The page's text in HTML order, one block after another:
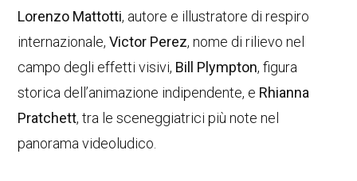
Lorenzo Mattotti, autore e illustratore di respiro
internazionale,Victor Perez, nome di rilievo nel
campo degli effetti visivi, Bill Plympton, figura
storica dell’animazione indipendente, e Rhianna
Pratchett, tra le sceneggiatrici più note nel
panorama videoludico.